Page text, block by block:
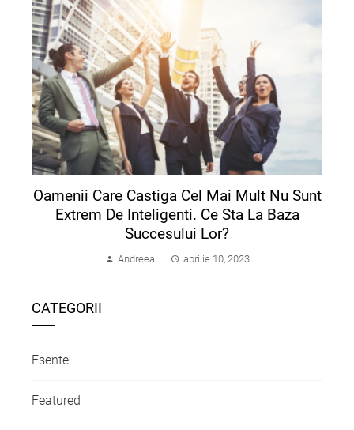
Oamenii Care Castiga Cel Mai Mult Nu Sunt
Extrem De Inteligenti. Ce Sta La Baza
Succesului Lor?
Andreea aprilie 10, 2023
CATEGORII
Esente
Featured